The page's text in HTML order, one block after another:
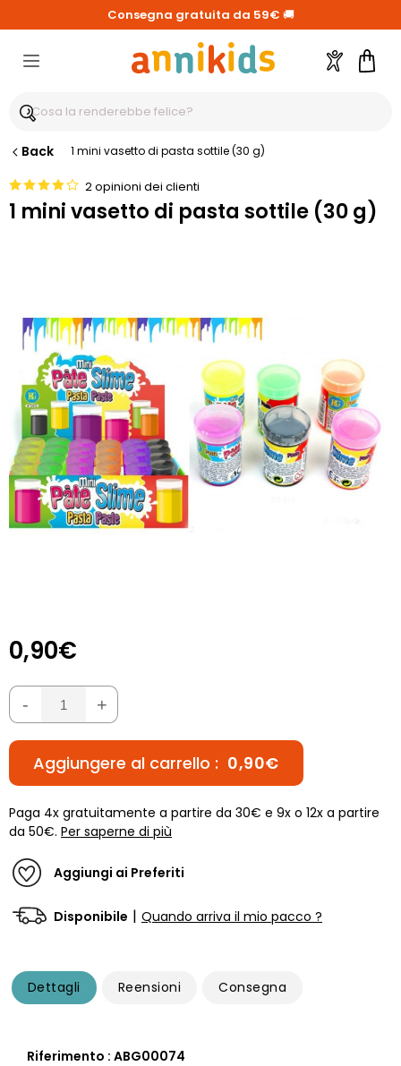
Consegna gratuita da 59€ 🚚
Account
Back 1 mini vasetto di pasta sottile (30 g)
2 opinioni dei clienti
1 mini vasetto di pasta sottile (30 g)
0,90€
- +
Aggiungere al carrello : 0,90€
Paga 4x gratuitamente a partire da 30€ e 9x o 12x a partire
da 50€. Per saperne di più
Aggiungi ai Preferiti
Disponibile | Quando arriva il mio pacco ?
Dettagli Reensioni Consegna
Riferimento : ABG00074